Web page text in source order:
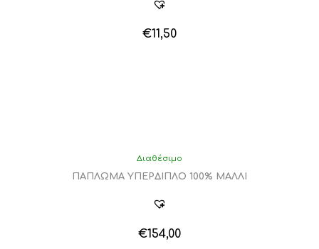
€11,50
Διαθέσιμο
ΠΑΠΛΩΜΑ ΥΠΕΡΔΙΠΛΟ 100% ΜΑΛΛΙ
€154,00